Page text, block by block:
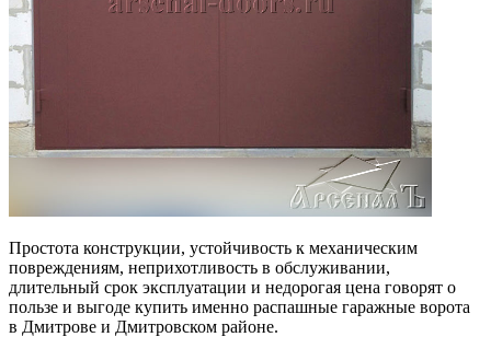
Простота конструкции, устойчивость к механическим
повреждениям, неприхотливость в обслуживании,
длительный срок эксплуатации и недорогая цена говорят о
пользе и выгоде купить именно распашные гаражные ворота
в Дмитрове и Дмитровском районе.